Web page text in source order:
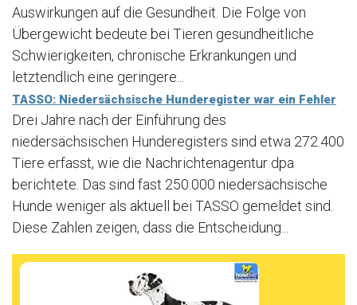
Auswirkungen auf die Gesundheit. Die Folge von
Übergewicht bedeute bei Tieren gesundheitliche
Schwierigkeiten, chronische Erkrankungen und
letztendlich eine geringere...
TASSO: Niedersächsische Hunderegister war ein Fehler
Drei Jahre nach der Einführung des
niedersächsischen Hunderegisters sind etwa 272.400
Tiere erfasst, wie die Nachrichtenagentur dpa
berichtete. Das sind fast 250.000 niedersächsische
Hunde weniger als aktuell bei TASSO gemeldet sind.
Diese Zahlen zeigen, dass die Entscheidung...